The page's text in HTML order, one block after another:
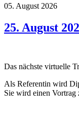
05. August 2026
25. August
Das nächste virtuelle
Als Referentin wird
Sie wird einen Vortrag